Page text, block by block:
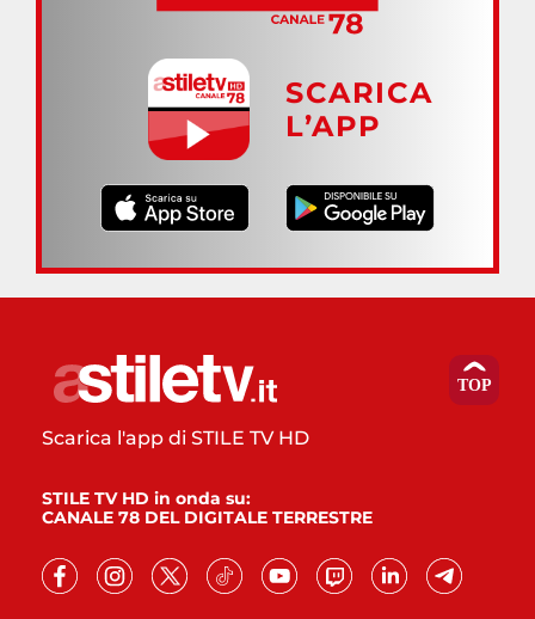
SCARICA
L’APP
Scarica l'app di STILE TV HD
STILE TV HD in onda su:
CANALE 78 DEL DIGITALE TERRESTRE